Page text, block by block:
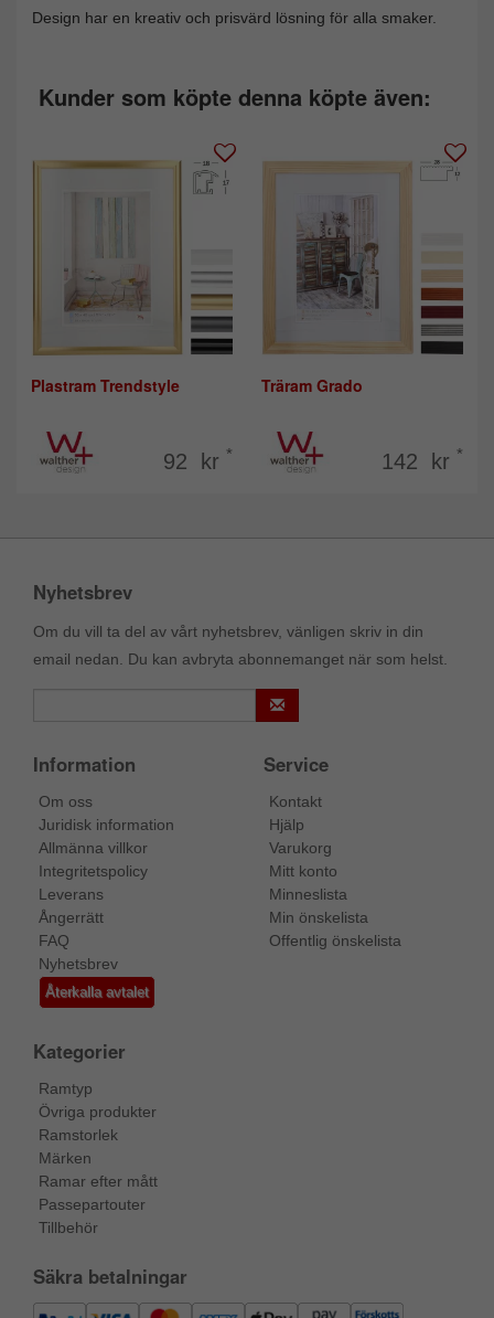
Design har en kreativ och prisvärd lösning för alla smaker.
Kunder som köpte denna köpte även:
Plastram Trendstyle
92 kr *
Träram Grado
142 kr *
Nyhetsbrev
Om du vill ta del av vårt nyhetsbrev, vänligen skriv in din
email nedan. Du kan avbryta abonnemanget när som helst.
Information
Om oss
Juridisk information
Allmänna villkor
Integritetspolicy
Leverans
Ångerrätt
FAQ
Nyhetsbrev
Återkalla avtalet
Service
Kontakt
Hjälp
Varukorg
Mitt konto
Minneslista
Min önskelista
Offentlig önskelista
Kategorier
Ramtyp
Övriga produkter
Ramstorlek
Märken
Ramar efter mått
Passepartouter
Tillbehör
Säkra betalningar